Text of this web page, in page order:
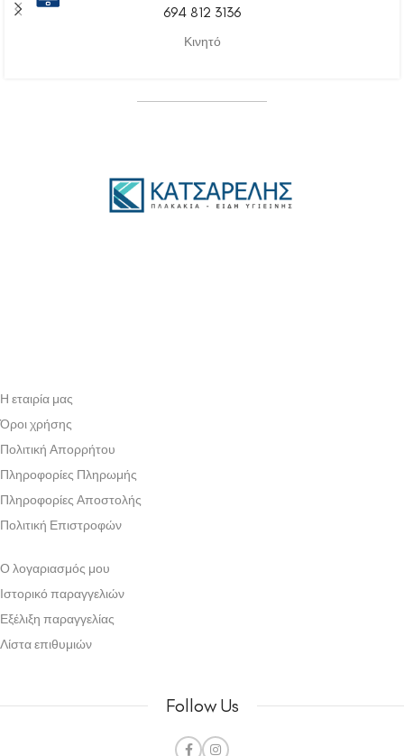
694 812 3136
Κινητό
Η εταιρία μας
Όροι χρήσης
Πολιτική Απορρήτου
Πληροφορίες Πληρωμής
Πληροφορίες Αποστολής
Πολιτική Επιστροφών
Ο λογαριασμός μου
Ιστορικό παραγγελιών
Εξέλιξη παραγγελίας
Λίστα επιθυμιών
Follow Us